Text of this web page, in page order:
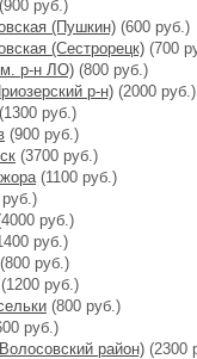
(900 руб.)
(Пушкин) (600 руб.)
(Сестрорецк) (700
р-н ЛО) (800 руб.)
р-н) (2000 руб.)
руб.)
(900 руб.)
(3700 руб.)
(1100 руб.)
руб.)
руб.)
(800 руб.)
(1200 руб.)
(800 руб.)
руб.)
район) (2300